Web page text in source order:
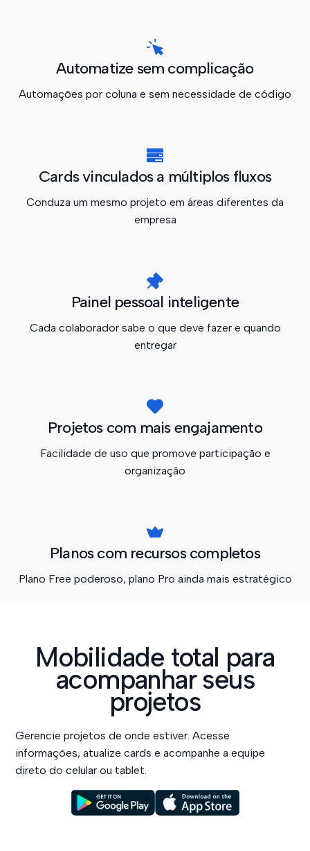
Automatize sem complicação
Automações por coluna e sem necessidade de código
Cards vinculados a múltiplos fluxos
Conduza um mesmo projeto em áreas diferentes da
empresa
Painel pessoal inteligente
Cada colaborador sabe o que deve fazer e quando
entregar
Projetos com mais engajamento
Facilidade de uso que promove participação e
organização
Planos com recursos completos
Plano Free poderoso, plano Pro ainda mais estratégico
Mobilidade total para
acompanhar seus
projetos
Gerencie projetos de onde estiver. Acesse
informações, atualize cards e acompanhe a equipe
direto do celular ou tablet.